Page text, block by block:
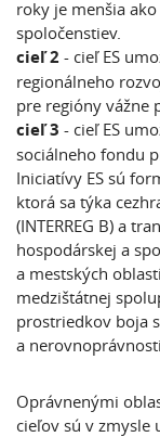
roky je menšia
spoločenstiev.
cieľ 2 - cieľ ES
regionálneho
pre regióny vážne
cieľ 3 - cieľ ES
sociálneho fondu
Iniciatívy ES sú
ktorá sa týka
(INTERREG B) a
hospodárskej a
a mestských
medzištátnej
prostriedkov boja
a
Oprávnenými
cieľov sú v zmysle